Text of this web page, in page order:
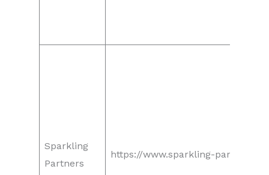
Sparkling
Partners
https://www.sparkling-